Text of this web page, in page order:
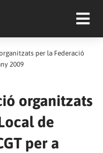
per la Federació
2009
organitzats
de
per a